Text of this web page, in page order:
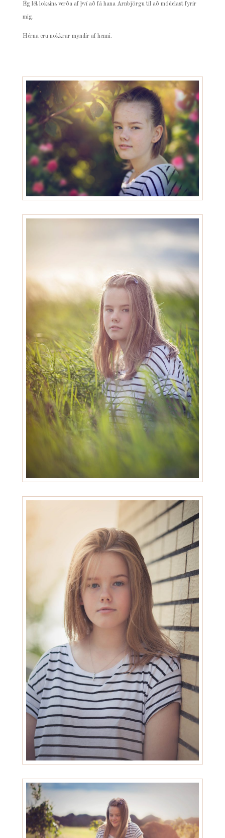
Ég lét loksins verða af því að fá hana Arnbjörgu til að módelast fyrir
mig.
Hérna eru nokkrar myndir af henni.